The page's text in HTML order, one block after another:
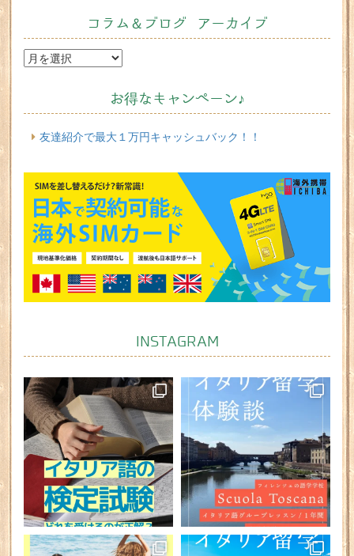
コラム＆ブログ アーカイブ
お得なキャンペーン♪
友達紹介で最大１万円キャッシュバック！！
INSTAGRAM